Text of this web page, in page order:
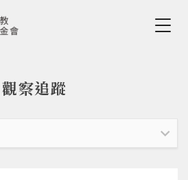
to Navigation
to Main content
觀察追蹤